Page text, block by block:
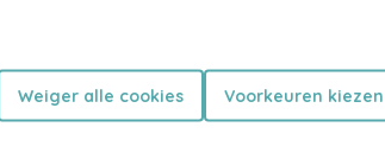
Weiger alle cookies Voorkeuren kiezen